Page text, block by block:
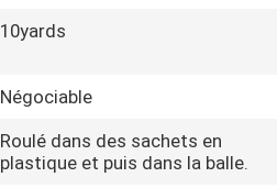
10yards
Négociable
Roulé dans des sachets en
plastique et puis dans la balle.